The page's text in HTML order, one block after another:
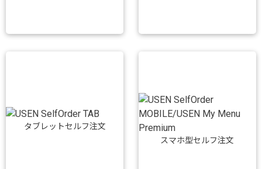
タブレットセルフ注文
スマホ型セルフ注文